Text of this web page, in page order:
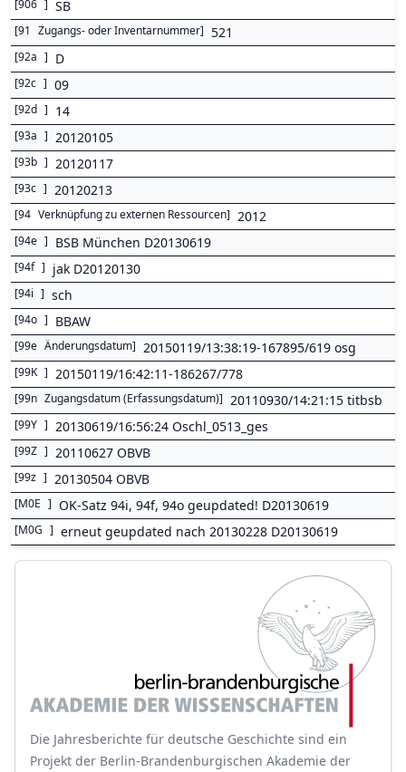
[906 ] SB
[91 Zugangs- oder Inventarnummer] 521
[92a ] D
[92c ] 09
[92d ] 14
[93a ] 20120105
[93b ] 20120117
[93c ] 20120213
[94 Verknüpfung zu externen Ressourcen] 2012
[94e ] BSB München D20130619
[94f ] jak D20120130
[94i ] sch
[94o ] BBAW
[99e Änderungsdatum] 20150119/13:38:19-167895/619 osg
[99K ] 20150119/16:42:11-186267/778
[99n Zugangsdatum (Erfassungsdatum)] 20110930/14:21:15 titbsb
[99Y ] 20130619/16:56:24 Oschl_0513_ges
[99Z ] 20110627 OBVB
[99z ] 20130504 OBVB
[M0E ] OK-Satz 94i, 94f, 94o geupdated! D20130619
[M0G ] erneut geupdated nach 20130228 D20130619
Die Jahresberichte für deutsche Geschichte sind ein
Projekt der Berlin-Brandenburgischen Akademie der